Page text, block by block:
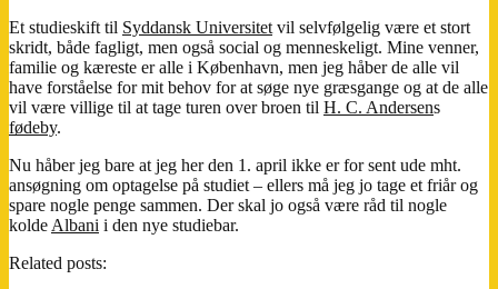
Et studieskift til Syddansk Universitet vil selvfølgelig være et stort
skridt, både fagligt, men også social og menneskeligt. Mine venner,
familie og kæreste er alle i København, men jeg håber de alle vil
have forståelse for mit behov for at søge nye græsgange og at de alle
vil være villige til at tage turen over broen til H. C. Andersens
fødeby.
Nu håber jeg bare at jeg her den 1. april ikke er for sent ude mht.
ansøgning om optagelse på studiet – ellers må jeg jo tage et friår og
spare nogle penge sammen. Der skal jo også være råd til nogle
kolde Albani i den nye studiebar.
Related posts: